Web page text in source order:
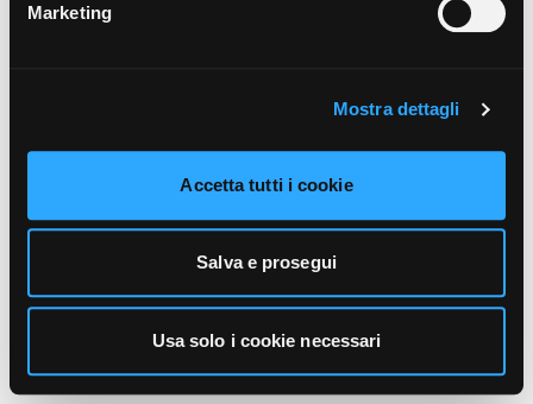
Marketing
Mostra dettagli
Accetta tutti i cookie
Salva e prosegui
Usa solo i cookie necessari